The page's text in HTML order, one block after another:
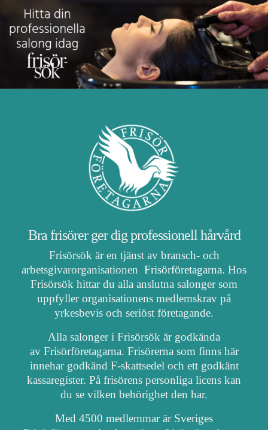
Bra frisörer ger dig professionell hårvård
Frisörsök är en tjänst av bransch- och
arbetsgivarorganisationen Frisörföretagarna. Hos
Frisörsök hittar du alla anslutna salonger som
uppfyller organisationens medlemskrav på
yrkesbevis och seriöst företagande.
Alla salonger i Frisörsök är godkända
av Frisörföretagarna. Frisörerna som finns här
innehar godkänd F-skattsedel och ett godkänt
kassaregister. På frisörens personliga licens kan
du se vilken behörighet den har.
Med 4500 medlemmar är Sveriges